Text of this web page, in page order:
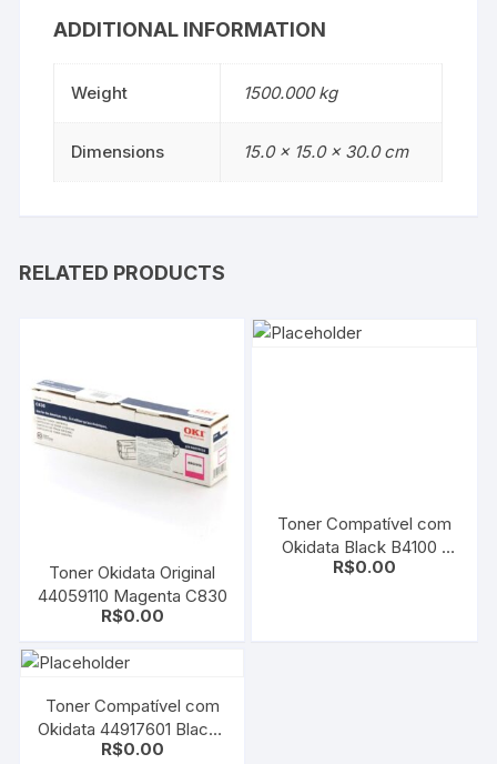
ADDITIONAL INFORMATION
Weight 1500.000 kg
Dimensions 15.0 × 15.0 × 30.0 cm
RELATED PRODUCTS
Toner Okidata Original
44059110 Magenta C830
R$0.00
Toner Compatível com
Okidata Black B4100 |
4200 | 4300 | 4350
R$0.00
Toner Compatível com
Okidata 44917601 Black |
B431 | MB491
R$0.00